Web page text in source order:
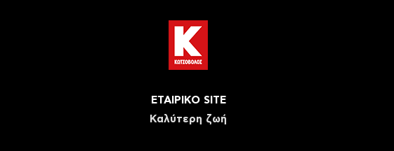
ΕΤΑΙΡΙΚΟ SITE
Καλύτερη ζωή